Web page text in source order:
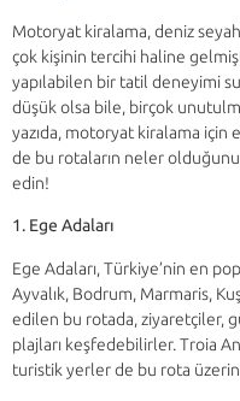
Motoryat kiralama, deniz
çok kişinin tercihi haline
yapılabilen bir tatil deneyimi
düşük olsa bile, birçok
yazıda, motoryat kiralama için
de bu rotaların neler
edin!
1. Ege Adaları
Ege Adaları, Türkiye’nin en
Ayvalık, Bodrum, Marmaris,
edilen bu rotada, ziyaretçiler,
plajları keşfedebilirler. Troia
turistik yerler de bu rota